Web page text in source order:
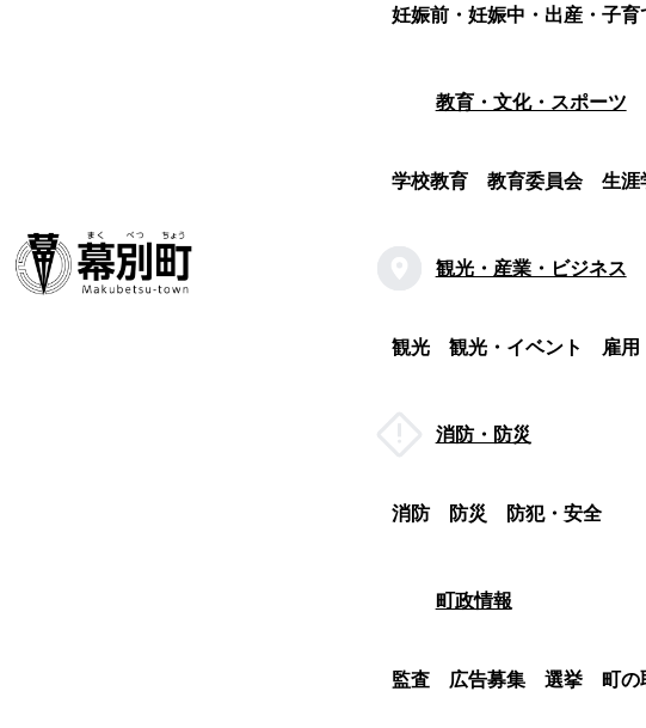
妊娠前・妊娠中・出産・子育
教育・文化・スポーツ
学校教育 教育委員会 生涯
観光・産業・ビジネス
観光 観光・イベント 雇用
消防・防災
消防 防災
防犯・安全
町政情報
監査 広告募集 選挙 町の